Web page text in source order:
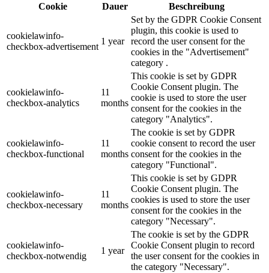
Cookie
Dauer Beschreibung
cookielawinfo-
checkbox-advertisement
1 year
Set by the GDPR Cookie Consent
plugin, this cookie is used to
record the user consent for the
cookies in the "Advertisement"
category .
cookielawinfo-
checkbox-analytics
11
months
This cookie is set by GDPR
Cookie Consent plugin. The
cookie is used to store the user
consent for the cookies in the
category "Analytics".
cookielawinfo-
checkbox-functional
11
months
The cookie is set by GDPR
cookie consent to record the user
consent for the cookies in the
category "Functional".
cookielawinfo-
checkbox-necessary
11
months
This cookie is set by GDPR
Cookie Consent plugin. The
cookies is used to store the user
consent for the cookies in the
category "Necessary".
cookielawinfo-
checkbox-notwendig
1 year
The cookie is set by the GDPR
Cookie Consent plugin to record
the user consent for the cookies in
the category "Necessary".